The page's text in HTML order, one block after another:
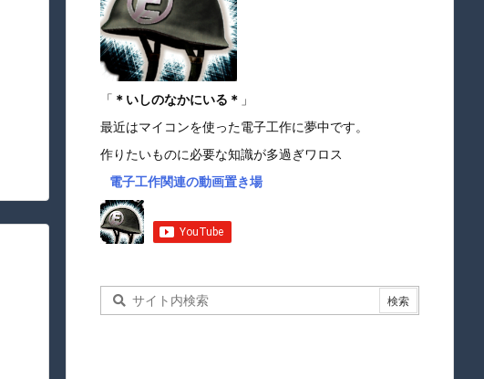
「 ＊いしのなかにいる＊ 」
最近はマイコンを使った電子工作に夢中です。
作りたいものに必要な知識が多過ぎワロス
電子工作関連の動画置き場